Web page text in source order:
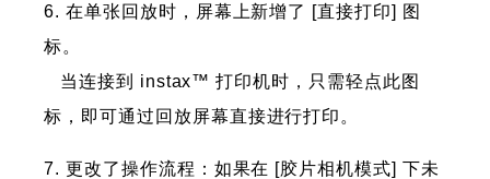
6. 在单张回放时，屏幕上新增了 [直接打印] 图
标。
当连接到 instax™ 打印机时，只需轻点此图
标，即可通过回放屏幕直接进行打印。
7. 更改了操作流程：如果在 [胶片相机模式] 下未